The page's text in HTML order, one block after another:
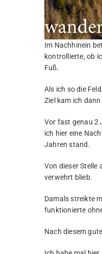
Im Nachhinein
kontrollierte, ob
Fuß.
Als ich so die
Ziel kam ich
Vor fast genau 2
ich hier eine
Jahren stand.
Von dieser Stelle
verwehrt blieb.
Damals streikte
funktionierte
Nach diesem